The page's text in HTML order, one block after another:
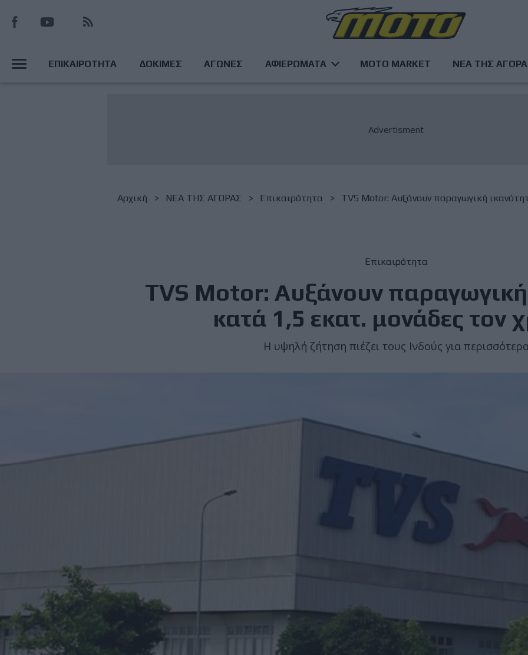
προς
κυρίως
MainΕΠΙΚΑΙΡΟΤΗΤΑ ΔΟΚΙΜΕΣ ΑΓΩΝΕΣ ΑΦΙΕΡΩΜΑΤΑ MOTO MARKET ΝΕΑ ΤΗΣ
Breadcrumb
Αρχική NΕΑ ΤΗΣ ΑΓΟΡΑΣ Επικαιρότητα TVS Motor: Αυξάνουν παραγωγική
Επικαιρότητα
TVS Motor: Αυξάνουν παραγωγική
κατά 1,5 εκατ. μονάδες τον
Η υψηλή ζήτηση πιέζει τους Ινδούς για